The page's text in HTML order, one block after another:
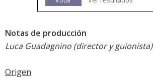
Notas de producción
Luca Guadagnino (director y guionista)
Origen